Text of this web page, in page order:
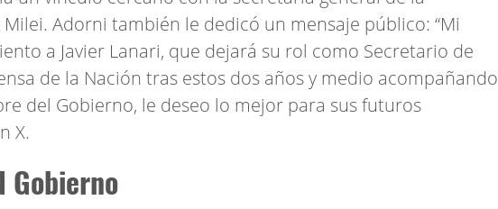
Milei. Adorni también le dedicó un mensaje público: “Mi
a Javier Lanari, que dejará su rol como Secretario de
de la Nación tras estos dos años y medio acompañando
del Gobierno, le deseo lo mejor para sus futuros
X.
Gobierno